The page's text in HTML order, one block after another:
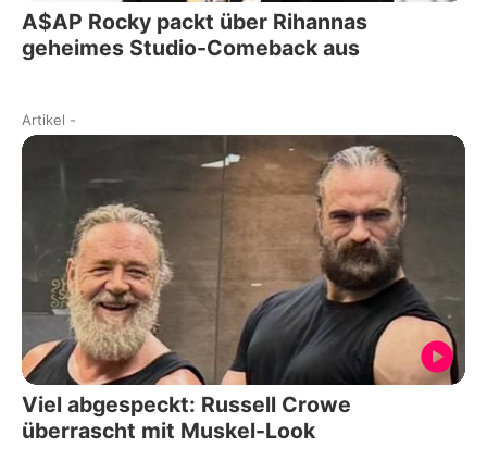
A$AP Rocky packt über Rihannas
geheimes Studio-Comeback aus
Artikel -
Viel abgespeckt: Russell Crowe
überrascht mit Muskel-Look